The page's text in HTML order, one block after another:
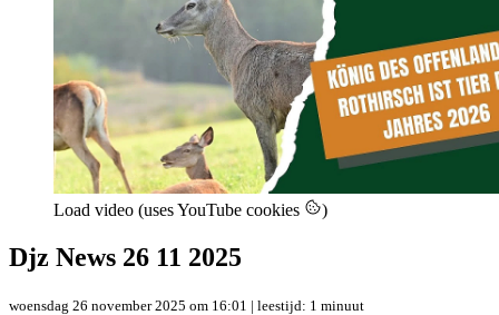
Load video (uses YouTube cookies )
Djz News 26 11 2025
woensdag 26 november 2025 om 16:01 | leestijd: 1 minuut